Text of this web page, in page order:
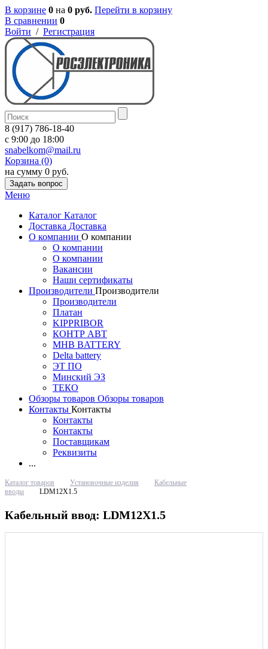
В корзине 0 на 0 руб. Перейти в корзину
В сравнении 0
Войти / Регистрация
8 (917) 786-18-40
c 9:00 до 18:00
snabelkom@mail.ru
Корзина (0)
на сумму 0 руб.
Задать вопрос
Меню
Каталог Каталог
Доставка Доставка
О компании О компании
О компании
О компании
Вакансии
Наши сертификаты
Производители Производители
Производители
Платан
KIPPRIBOR
КОНТР АВТ
MHB BATTERY
Delta battery
ЭT ПО
Минский ЭЗ
ТЕКО
Обзоры товаров Обзоры товаров
Контакты Контакты
Контакты
Контакты
Поставщикам
Реквизиты
...
Каталог товаров Установочные изделия
Кабельные
вводы
LDM12X1.5
Кабельный ввод: LDM12X1.5